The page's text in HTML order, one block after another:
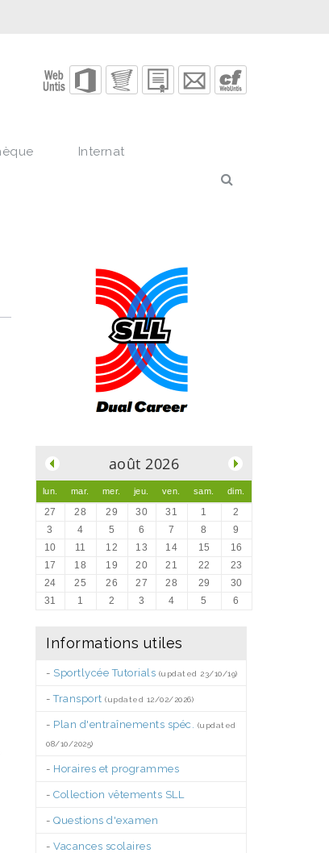
Internat
août 2026
lun. mar. mer. jeu. ven. sam. dim.
27 28 29 30 31 1
2
3
4 5 6 7 8
9
10
11 12 13 14 15
16
17
18 19 20 21 22
23
24
25 26 27 28 29
30
31
1 2 3 4 5 6
Informations utiles
- Sportlycée Tutorials (updated 23/10/19)
-Transport (updated 12/02/2026)
- Plan d'entraînements spéc. (updated
08/10/2025)
- Horaires et programmes
- Collection vêtements SLL
- Questions d'examen
- Vacances scolaires